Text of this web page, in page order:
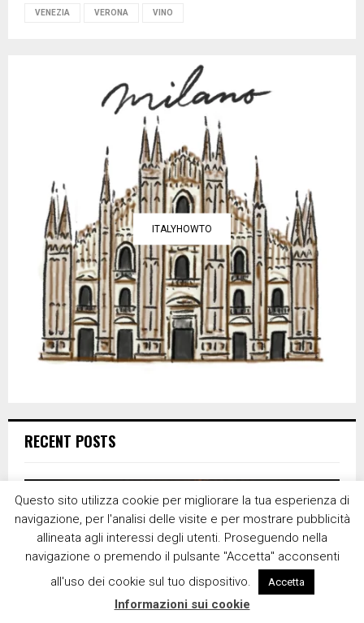
VENEZIA VERONA VINO
ITALYHOWTO
RECENT POSTS
Questo sito utilizza cookie per migliorare la tua esperienza di
navigazione, per l'analisi delle visite e per mostrare pubblicità
allineata agli interessi degli utenti. Proseguendo nella
navigazione o premendo il pulsante "Accetta" acconsenti
all'uso dei cookie sul tuo dispositivo.
Accetta
Informazioni sui cookie